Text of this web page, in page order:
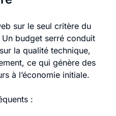
sur le seul critère du
budget serré conduit
la qualité technique,
ce qui génère des
à l’économie initiale.
: